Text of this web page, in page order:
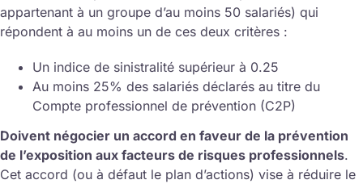
appartenant à un groupe d’au moins 50 salariés) qui
répondent à au moins un de ces deux critères :
Un indice de sinistralité supérieur à 0.25
Au moins 25% des salariés déclarés au titre du
Compte professionnel de prévention (C2P)
Doivent négocier un accord en faveur de la prévention
de l’exposition aux facteurs de risques professionnels.
Cet accord (ou à défaut le plan d’actions) vise à réduire le